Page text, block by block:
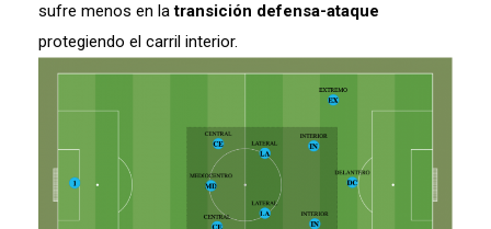
sufre menos en latransición defensa-ataque
protegiendo el carril interior.